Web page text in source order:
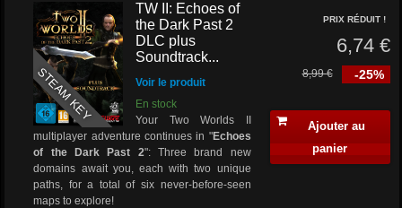
STEAM KEY
TW II: Echoes of
the Dark Past 2
DLC plus
Soundtrack...
Voir le produit
En stock
Your Two Worlds II
multiplayer adventure continues in "Echoes
of the Dark Past 2": Three brand new
domains await you, each with two unique
paths, for a total of six never-before-seen
maps to explore!
PRIX RÉDUIT !
6,74 €
-25%
8,99 €
Ajouter au
panier